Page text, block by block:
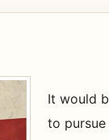
It would
to